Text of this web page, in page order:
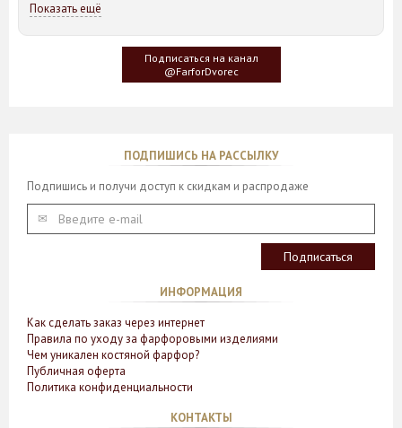
Идея такого дизайна предметов сервировки стола пришла
создателю, когда он впервые увидел дерево Гинкго Билоба,
у которого растут двойные листья, напоминающие крылья
Показать ещё
Подписаться на канал
@FarforDvorec
ПОДПИШИСЬ НА РАССЫЛКУ
Подпишись и получи доступ к скидкам и распродаже
ИНФОРМАЦИЯ
Как сделать заказ через интернет
Правила по уходу за фарфоровыми изделиями
Чем уникален костяной фарфор?
Публичная оферта
Политика конфиденциальности
КОНТАКТЫ